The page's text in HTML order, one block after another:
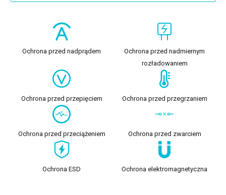
Ochrona przed nadprądem
Ochrona przed nadmiernym
rozładowaniem
Ochrona przed przepięciem Ochrona przed przegrzaniem
Ochrona przed przeciążeniem Ochrona przed zwarciem
Ochrona ESD Ochrona elektromagnetyczna